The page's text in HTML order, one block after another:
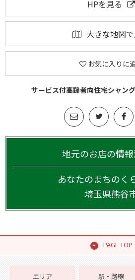
HPを見る
大きな地図
お気に入りに
サービス付高齢者向住宅シャン
地元のお店の情報
あなたのまちのく
埼玉県熊谷
PAGE TOP
エリア
駅・路線